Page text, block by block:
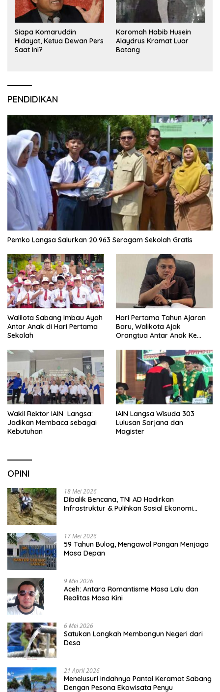
Siapa Komaruddin
Hidayat, Ketua Dewan Pers
Saat Ini?
Karomah Habib Husein
Alaydrus Kramat Luar
Batang
PENDIDIKAN
Pemko Langsa Salurkan 20.963 Seragam Sekolah Gratis
Walilota Sabang Imbau Ayah
Antar Anak di Hari Pertama
Sekolah
Hari Pertama Tahun Ajaran
Baru, Walikota Ajak
Orangtua Antar Anak Ke
Wakil Rektor IAIN Langsa:
Jadikan Membaca sebagai
Kebutuhan
IAIN Langsa Wisuda 303
Lulusan Sarjana dan
Magister
OPINI
18 Mei 2026
Dibalik Bencana, TNI AD Hadirkan
Infrastruktur & Pulihkan Sosial Ekonomi
17 Mei 2026
59 Tahun Bulog, Mengawal Pangan Menjaga
Masa Depan
9 Mei 2026
Aceh: Antara Romantisme Masa Lalu dan
Realitas Masa Kini
6 Mei 2026
Satukan Langkah Membangun Negeri dari
Desa
21 April 2026
Menelusuri Indahnya Pantai Keramat Sabang
Dengan Pesona Ekowisata Penyu